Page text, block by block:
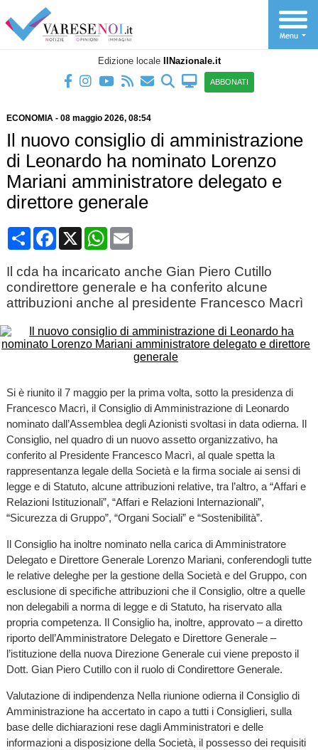
Edizione locale IlNazionale.it
ABBONATI
ECONOMIA- 08 maggio 2026, 08:54
Il nuovo consiglio di amministrazione
di Leonardo ha nominato Lorenzo
Mariani amministratore delegato e
direttore generale
CondividiFacebook
X WhatsApp
Email
Il cda ha incaricato anche Gian Piero Cutillo
condirettore generale e ha conferito alcune
attribuzioni anche al presidente Francesco Macrì
Si è riunito il 7 maggio per la prima volta, sotto la presidenza di
Francesco Macrì, il Consiglio di Amministrazione di Leonardo
nominato dall’Assemblea degli Azionisti svoltasi in data odierna. Il
Consiglio, nel quadro di un nuovo assetto organizzativo, ha
conferito al Presidente Francesco Macrì, al quale spetta la
rappresentanza legale della Società e la firma sociale ai sensi di
legge e di Statuto, alcune attribuzioni relative, tra l’altro, a “Affari e
Relazioni Istituzionali”, “Affari e Relazioni Internazionali”,
“Sicurezza di Gruppo”, “Organi Sociali” e “Sostenibilità”.
Il Consiglio ha inoltre nominato nella carica di Amministratore
Delegato e Direttore Generale Lorenzo Mariani, conferendogli tutte
le relative deleghe per la gestione della Società e del Gruppo, con
esclusione di specifiche attribuzioni che il Consiglio, oltre a quelle
non delegabili a norma di legge e di Statuto, ha riservato alla
propria competenza. Il Consiglio ha, inoltre, approvato – a diretto
riporto dell’Amministratore Delegato e Direttore Generale –
l’istituzione della nuova Direzione Generale cui viene preposto il
Dott. Gian Piero Cutillo con il ruolo di Condirettore Generale.
Valutazione di indipendenza Nella riunione odierna il Consiglio di
Amministrazione ha accertato in capo a tutti i Consiglieri, sulla
base delle dichiarazioni rese dagli Amministratori e delle
informazioni a disposizione della Società, il possesso dei requisiti